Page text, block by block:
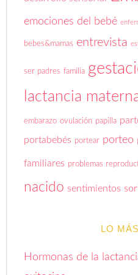
emociones del bebé
bebes&mamas entrevista
ser padres familia
lactancia
embarazo ovulación papilla
portabebés portear porteo
familiares problemas
nacido sentimientos
LO
Hormonas de la